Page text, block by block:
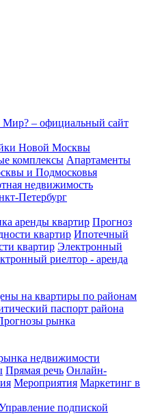
Мир? – официальный сайт
Новой Москвы
комплексы Апартаменты
и Подмосковья
недвижимость
Петербург
аренды квартир Прогноз
квартир Ипотечный
квартир Электронный
риелтор - аренда
на квартиры по районам
паспорт района
рынка
недвижимости
Прямая речь Онлайн-
Мероприятия Маркетинг в
подпиской